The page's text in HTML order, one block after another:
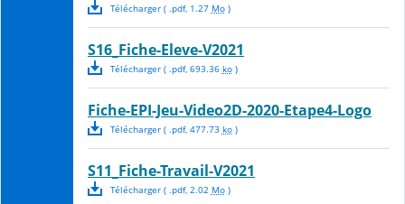
Télécharger( .pdf, 1.27 Mo)
S16_Fiche-Eleve-V2021
Télécharger( .pdf, 693.36 ko)
Fiche-EPI-Jeu-Video2D-2020-Etape4-Logo
Télécharger( .pdf, 477.73 ko)
S11_Fiche-Travail-V2021
Télécharger( .pdf, 2.02 Mo)